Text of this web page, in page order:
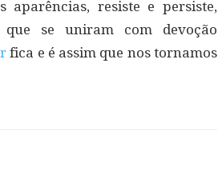
aparências, resiste e persiste,
se uniram com devoção
fica e é assim que nos tornamos